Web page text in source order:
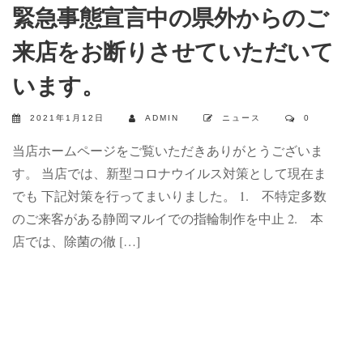
緊急事態宣言中の県外からのご
来店をお断りさせていただいて
います。
2021年1月12日 ADMIN ニュース 0
当店ホームページをご覧いただきありがとうございま
す。 当店では、新型コロナウイルス対策として現在ま
でも 下記対策を行ってまいりました。 1. 不特定多数
のご来客がある静岡マルイでの指輪制作を中止 2. 本
店では、除菌の徹 […]